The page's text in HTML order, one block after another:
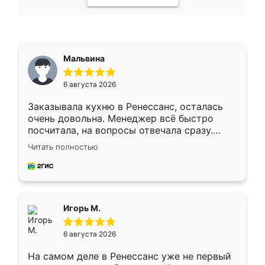
Мальвина
6 августа 2026
Заказывала кухню в Ренессанс, осталась
очень довольна. Менеджер всё быстро
посчитала, на вопросы отвечала сразу.
Замерщик приехал в субботу, подошёл к
делу со всей ответственностью. Собрали
за день, ребята работали аккуратно, даже
Читать полностью
Игорь М.
6 августа 2026
На самом деле в Ренессанс уже не первый